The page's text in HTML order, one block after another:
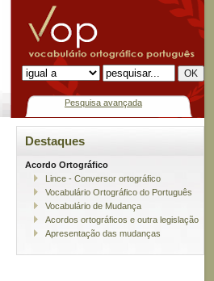
Pesquisa avançada
Destaques
Acordo Ortográfico
Lince - Conversor ortográfico
Vocabulário Ortográfico do Português
Vocabulário de Mudança
Acordos ortográficos e outra legislação
Apresentação das mudanças